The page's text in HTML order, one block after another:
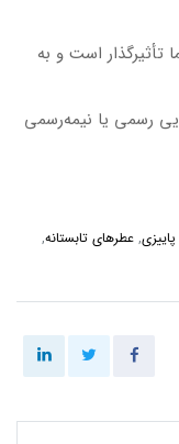
تأثیرگذار است و به
رسمی یا نیمه‌رسمی
, عطرهای تابستانه,